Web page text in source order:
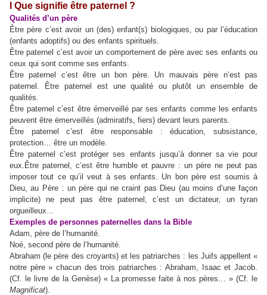
I Que signifie être paternel ?
Qualités d’un père
Être père c’est avoir un (des) enfant(s) biologiques, ou par l’éducation
(enfants adoptifs) ou des enfants spirituels.
Être paternel c’est avoir un comportement de père avec ses enfants ou
ceux qui sont comme ses enfants.
Être paternel c’est être un bon père. Un mauvais père n’est pas
paternel. Être paternel est une qualité ou plutôt un ensemble de
qualités.
Être paternel c’est être émerveillé par ses enfants comme les enfants
peuvent être émerveillés (admiratifs, fiers) devant leurs parents.
Être paternel c’est être responsable : éducation, subsistance,
protection… être un modèle.
Être paternel c’est protéger ses enfants jusqu’à donner sa vie pour
eux.Être paternel, c’est être humble et pauvre : un père ne peut pas
imposer tout ce qu’il veut à ses enfants. Un bon père est soumis à
Dieu, au Père : un père qui ne craint pas Dieu (au moins d’une façon
implicite) ne peut pas être paternel, c’est un dictateur, un tyran
orgueilleux…
Exemples de personnes paternelles dans la Bible
Adam, père de l’humanité.
Noé, second père de l’humanité.
Abraham (le père des croyants) et les patriarches : les Juifs appellent «
notre père » chacun des trois patriarches : Abraham, Isaac et Jacob.
(Cf. le livre de la Genèse) « La promesse faite à nos pères… » (Cf. le
Magnificat).